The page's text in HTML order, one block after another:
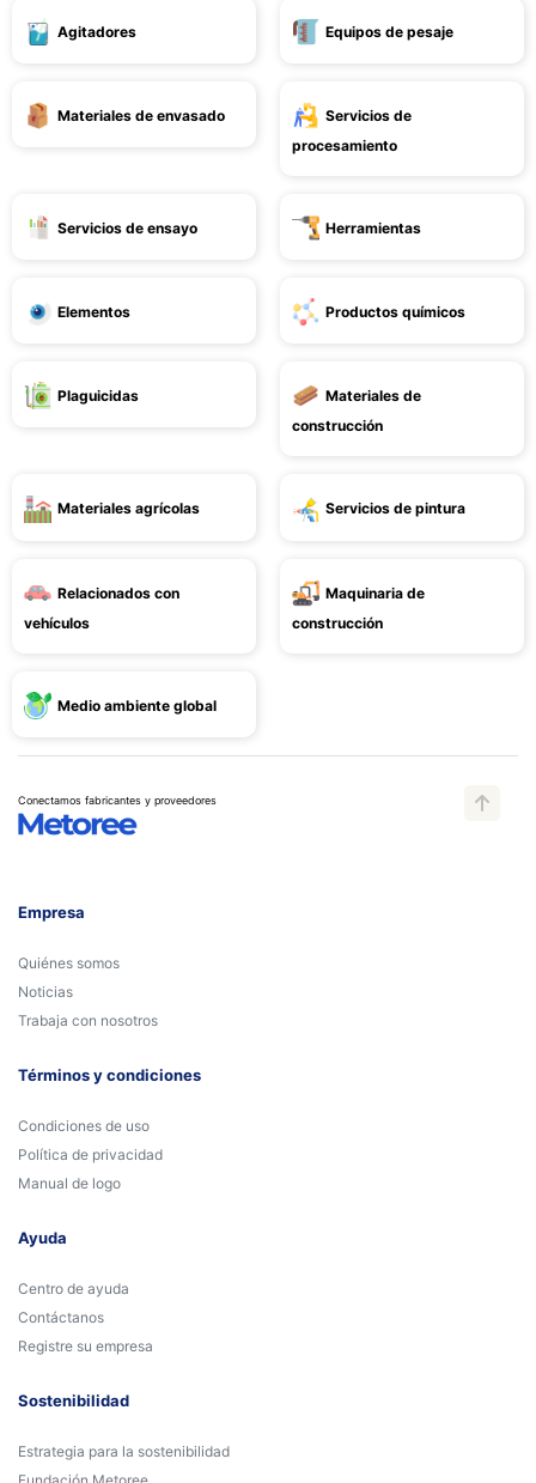
Agitadores Equipos de pesaje
Materiales de envasado
Servicios de
procesamiento
Servicios de ensayo Herramientas
Elementos Productos químicos
Plaguicidas
Materiales de
construcción
Materiales agrícolas Servicios de pintura
Relacionados con
vehículos
Maquinaria de
construcción
Medio ambiente global
Conectamos fabricantes y proveedores
Empresa
Quiénes somos
Noticias
Trabaja con nosotros
Términos y condiciones
Condiciones de uso
Política de privacidad
Manual de logo
Ayuda
Centro de ayuda
Contáctanos
Registre su empresa
Sostenibilidad
Estrategia para la sostenibilidad